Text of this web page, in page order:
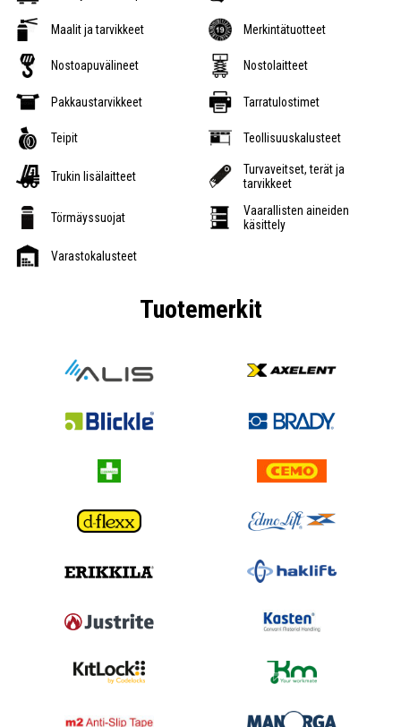
Maalit ja tarvikkeet Merkintätuotteet
Nostoapuvälineet Nostolaitteet
Pakkaustarvikkeet Tarratulostimet
Teipit Teollisuuskalusteet
Trukin lisälaitteet
Turvaveitset, terät ja
tarvikkeet
Törmäyssuojat
Vaarallisten aineiden
käsittely
Varastokalusteet
Tuotemerkit